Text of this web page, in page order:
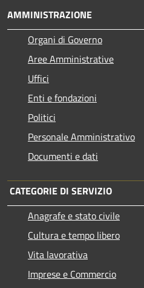
AMMINISTRAZIONE
Organi di Governo
Aree Amministrative
Uffici
Enti e fondazioni
Politici
Personale Amministrativo
Documenti e dati
CATEGORIE DI SERVIZIO
Anagrafe e stato civile
Cultura e tempo libero
Vita lavorativa
Imprese e Commercio